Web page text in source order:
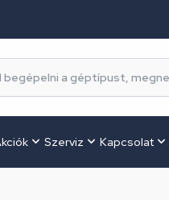
Szerviz Kapcsolat